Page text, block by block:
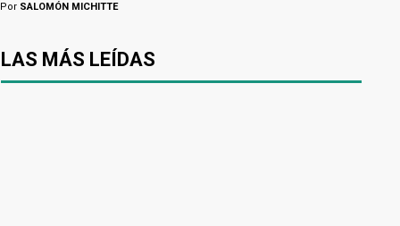
Por SALOMÓN MICHITTE
LAS MÁS LEÍDAS